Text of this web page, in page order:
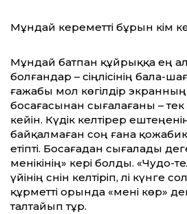
Мұндай кереметті бұрын кім
Мұндай батпан құйрыққа ең
болғандар – сіңлісінің бала-
ғажабы мол көгілдір экранның
босағасынан сығалағаны –
кейін. Күдік келтірер
байқалмаған соң ғана
етіпті. Босағадан сығалады
менікінің» кері болды. «Чудо-
үйінің сәнін келтіріп, әлі күнге
құрметті орында «мені көр»
талтайып тұр.